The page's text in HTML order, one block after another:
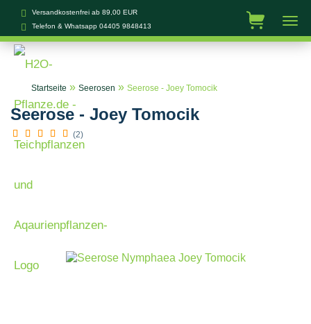
Versandkostenfrei ab 89,00 EUR
Telefon & Whatsapp 04405 9848413
Startseite » Seerosen » Seerose - Joey Tomocik
Seerose - Joey Tomocik
(2)